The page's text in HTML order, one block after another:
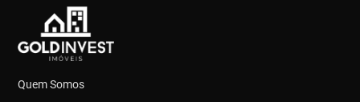
Quem Somos